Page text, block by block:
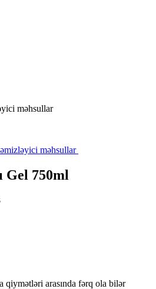
məhsullar
məhsullar
Gel 750ml
qiymətləri arasında fərq ola bilər